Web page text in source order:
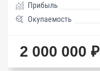
Прибыль
Окупаемость
2 000 000 ₽